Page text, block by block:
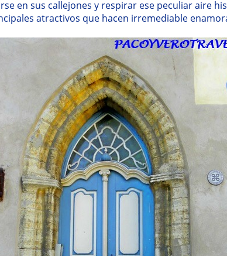
en sus callejones y respirar ese peculiar aire
atractivos que hacen irremediable